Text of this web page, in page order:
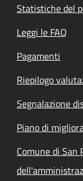
Statistiche del
Leggi le FAQ
Pagamenti
Riepilogo
Segnalazione
Piano di
Comune di San